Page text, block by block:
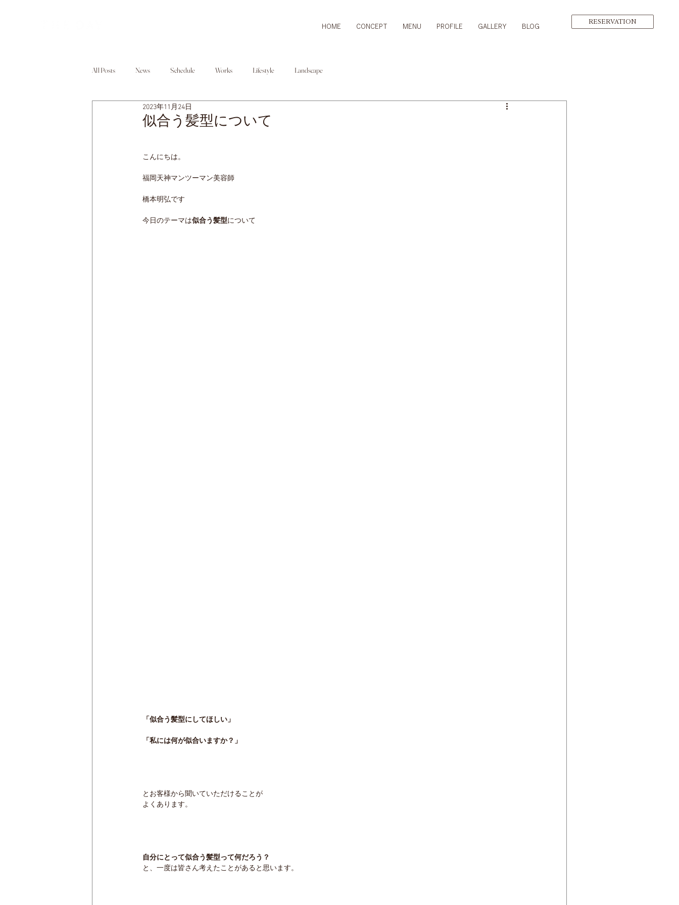
RESERVATION
HOME CONCEPT MENU PROFILE GALLERY BLOG
All Posts News Schedule Works Lifestyle Landscape
似合う髪型について
2023年11月24日
こんにちは。
福岡天神マンツーマン美容師
橋本明弘です
今日のテーマは似合う髪型について
「似合う髪型にしてほしい」
「私には何が似合いますか？」
とお客様から聞いていただけることが
よくあります。
自分にとって似合う髪型って何だろう？
と、一度は皆さん考えたことがあると思います。